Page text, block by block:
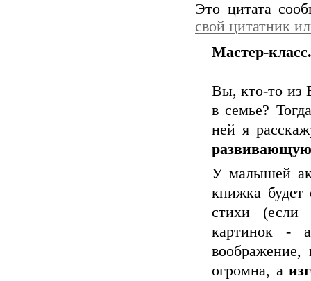
Это цитата
свой цитатник
Мастер-
Вы, кто-то из
в семье?
ней я
У малышей
книжка
стихи (если
картинок -
воображение,
огромна, а